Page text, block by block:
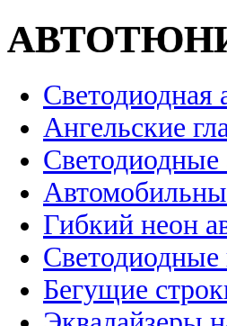
Светодиодная
Ангельские
Светодиодные
Гибкий неон
Светодиодные
Бегущие